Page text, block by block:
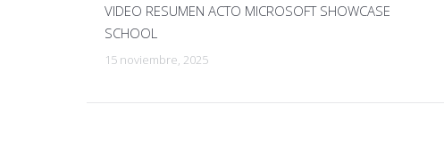
VIDEO RESUMEN ACTO MICROSOFT SHOWCASE
SCHOOL
15 noviembre, 2025